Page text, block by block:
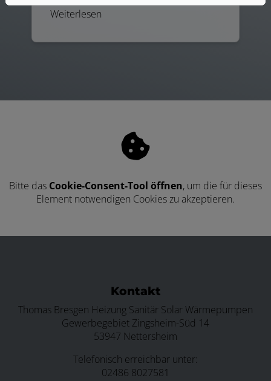
Weiterlesen
Bitte das Cookie-Consent-Tool öffnen, um die für dieses
Element notwendigen Cookies zu akzeptieren.
Kontakt
Thomas Bresgen Heizung Sanitär Solar Wärmepumpen
Gewerbegebiet Zingsheim-Süd 14
53947 Nettersheim
Telefonisch erreichbar unter:
02486 8027581